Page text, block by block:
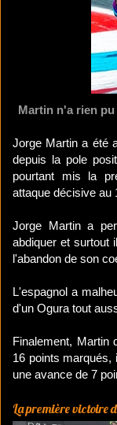
Martin n'a rien
Jorge Martin a été
depuis la pole
pourtant mis la
attaque décisive au
Jorge Martin a
abdiquer et surtout
l'abandon de son
L'espagnol a
d'un Ogura tout
Finalement, Martin
16 points marqués,
une avance de 7
La première victoire